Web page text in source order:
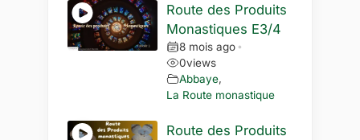
Route des Produits
Monastiques E3/4
8 mois ago •
0views
Abbaye,
La Route monastique
Route des Produits